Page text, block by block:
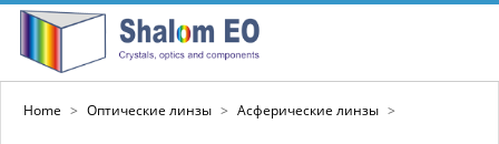
Home > Оптические линзы > Асферические линзы >